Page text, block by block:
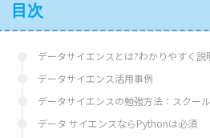
目次
データサイエンスとは?わかりやすく説
データサイエンス活用事例
データサイエンスの勉強方法：スクー
データ サイエンスならPythonは必須